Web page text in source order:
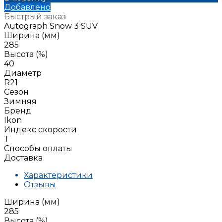
Добавлено
Быстрый заказ
Autograph Snow 3 SUV
Ширина (мм)
285
Высота (%)
40
Диаметр
R21
Сезон
Зимняя
Бренд
Ikon
Индекс скорости
T
Способы оплаты
Доставка
Характеристики
Отзывы
Ширина (мм)
285